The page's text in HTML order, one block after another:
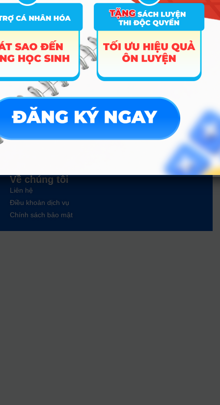
ĐĂNG KÝ NGAY
Công cụ
Trắc nghiệm MBTI
Tra cứu đề án tuyển sinh
Tư vấn hướng nghiệp
Về chúng tôi
Liên hệ
Điều khoản dịch vụ
Chính sách bảo mật